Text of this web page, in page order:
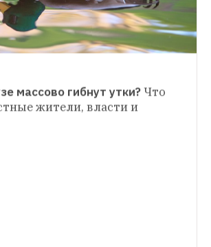
Футбольный комментатор
— об Уткине,
массово гибнут утки?Что
жители, власти и